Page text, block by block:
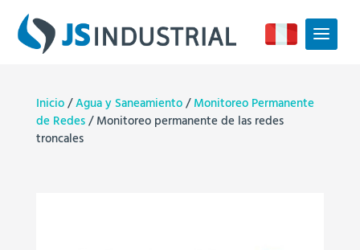
Inicio/Agua y Saneamiento/Monitoreo Permanente
de Redes/ Monitoreo permanente de las redes
troncales